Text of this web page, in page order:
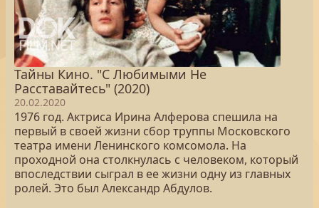
Тайны Кино. "С Любимыми Не
Расставайтесь" (2020)
20.02.2020
1976 год. Актриса Ирина Алферова спешила на
первый в своей жизни сбор труппы Московского
театра имени Ленинского комсомола. На
проходной она столкнулась с человеком, который
впоследствии сыграл в ее жизни одну из главных
ролей. Это был Александр Абдулов.